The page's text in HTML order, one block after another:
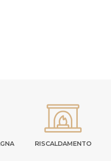
RISCALDAMENTO